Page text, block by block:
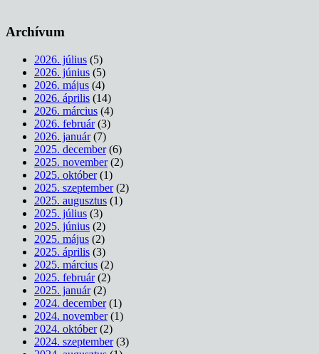
Archívum
2026. július (5)
2026. június (5)
2026. május (4)
2026. április (14)
2026. március (4)
2026. február(3)
2026. január(7)
2025. december(6)
2025. november(2)
2025. október(1)
2025. szeptember(2)
2025. augusztus (1)
2025. július (3)
2025. június (2)
2025. május (2)
2025. április (3)
2025. március (2)
2025. február(2)
2025. január(2)
2024. december(1)
2024. november(1)
2024. október(2)
2024. szeptember(3)